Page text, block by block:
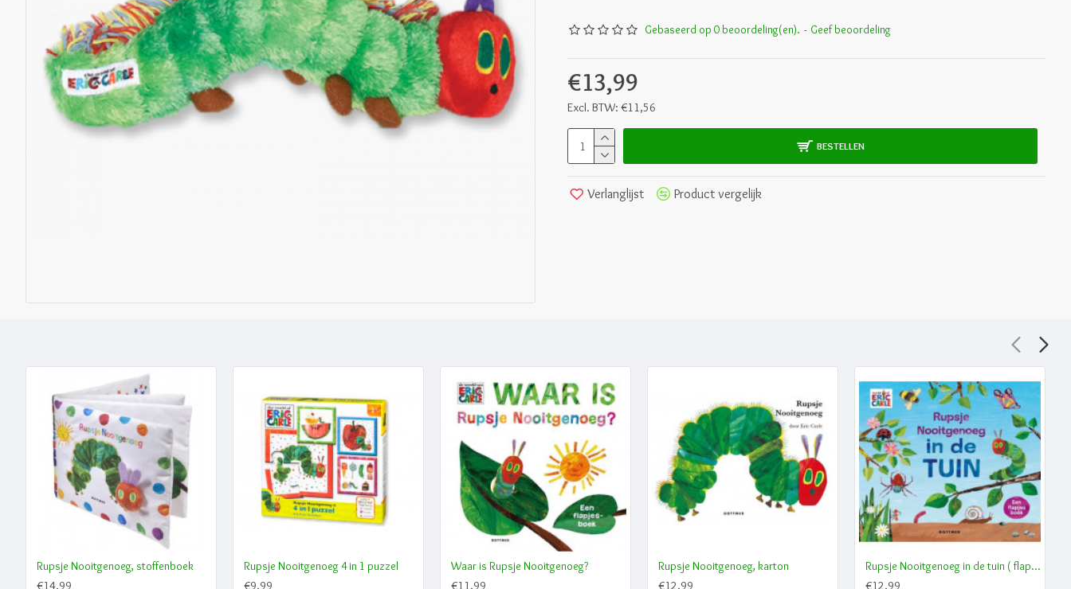
Gebaseerd op 0 beoordeling(en). - Geef beoordeling
€13,99
Excl. BTW: €11,56
BESTELLEN
Verlanglijst Product vergelijk
Rupsje Nooitgenoeg, stoffenboek
€14,99
Rupsje Nooitgenoeg 4 in 1 puzzel
€9,99
Waar is Rupsje Nooitgenoeg?
€11,99
Rupsje Nooitgenoeg, karton
€12,99
Rupsje Nooitgenoeg in de tuin ( flapjesboek)
€12,99